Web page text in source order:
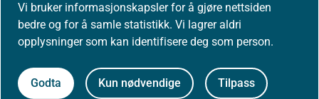
Vi bruker informasjonskapsler for å gjøre nettsiden
bedre og for å samle statistikk. Vi lagrer aldri
opplysninger som kan identifisere deg som person.
Godta Kun nødvendige Tilpass
Kontakt oss
Postadresse:
Postboks 220, Skøyen
0213 Oslo